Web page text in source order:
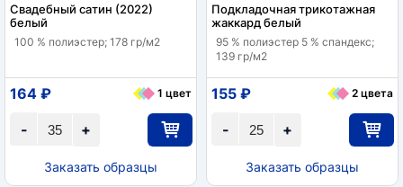
Свадебный сатин (2022)
белый
100 % полиэстер; 178 гр/м2
+
-
164 ₽ 1 цвет
Заказать образцы
Подкладочная трикотажная
жаккард белый
95 % полиэстер 5 % спандекс;
139 гр/м2
+
-
155 ₽ 2 цвета
Заказать образцы